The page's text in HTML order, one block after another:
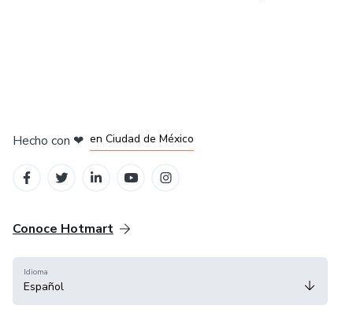
Hecho con ❤ en Ciudad de México
Conoce Hotmart
Idioma
Español